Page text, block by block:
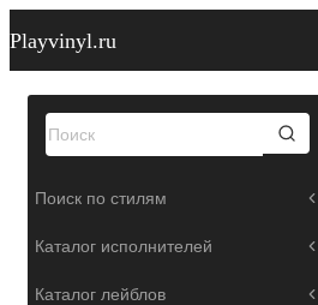
Playvinyl.ru
Поиск по стилям
Каталог исполнителей
Каталог лейблов